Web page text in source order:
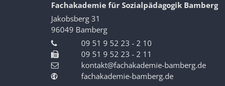
Fachakademie für Sozialpädagogik Bamberg
Jakobsberg 31
96049 Bamberg
09 51 9 52 23 - 2 10
09 51 9 52 23 - 2 11
kontakt@fachakademie-bamberg.de
fachakademie-bamberg.de